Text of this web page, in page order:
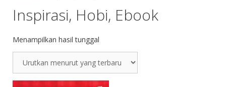
Inspirasi, Hobi, Ebook
Menampilkan hasil tunggal